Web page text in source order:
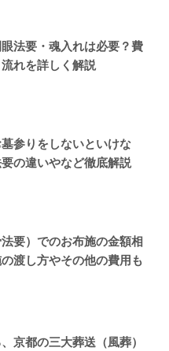
法要・魂入れは必要？費
れを詳しく解説
参りをしないといけな
の違いやなど徹底解説
要）でのお布施の金額相
渡し方やその他の費用も
京都の三大葬送（風葬）